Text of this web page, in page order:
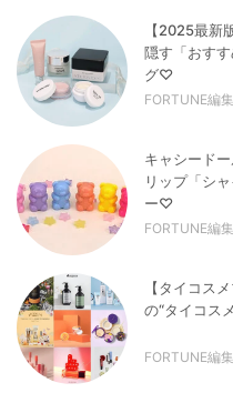
【2025最新
隠す「おす
グ♡
FORTUNE編
キャシード
リップ「シ
ー♡
FORTUNE編
【タイコス
の“タイコス
FORTUNE編